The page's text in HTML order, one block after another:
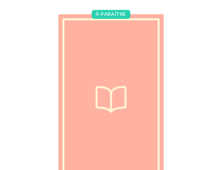
À PARAÎTRE